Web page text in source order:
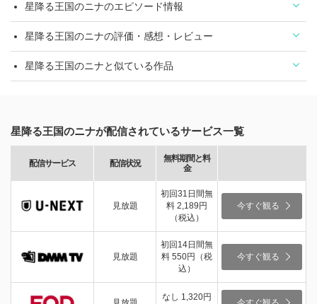
星降る王国のニナのエピソード情報
星降る王国のニナの評価・感想・レビュー
星降る王国のニナと似ている作品
星降る王国のニナが配信されているサービス一覧
配信サービス 配信状況
無料期間と料
金
見放題
初回31日間無
料 2,189円
（税込）
今すぐ観る
見放題
初回14日間無
料 550円（税
込）
今すぐ観る
なし 1,320円